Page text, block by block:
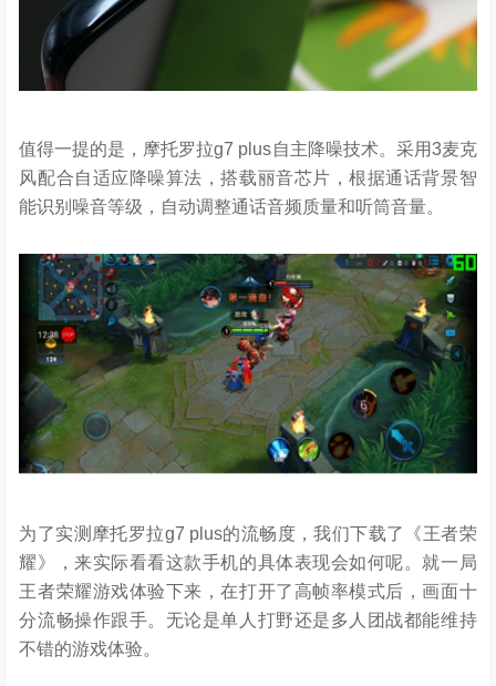
值得一提的是，摩托罗拉g7 plus自主降噪技术。采用3麦克
风配合自适应降噪算法，搭载丽音芯片，根据通话背景智
能识别噪音等级，自动调整通话音频质量和听筒音量。
为了实测摩托罗拉g7 plus的流畅度，我们下载了《王者荣
耀》，来实际看看这款手机的具体表现会如何呢。就一局
王者荣耀游戏体验下来，在打开了高帧率模式后，画面十
分流畅操作跟手。无论是单人打野还是多人团战都能维持
不错的游戏体验。